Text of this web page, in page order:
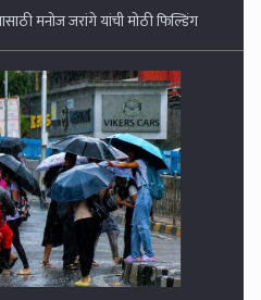
१५ राज्यात मुसळधार पावसाची